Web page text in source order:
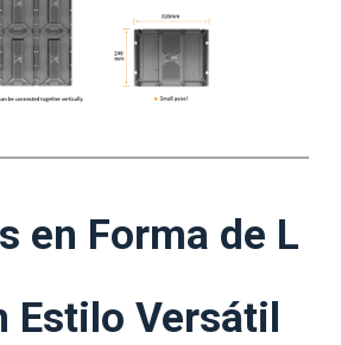
en Forma de L
Estilo Versátil